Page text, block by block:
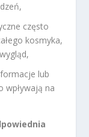
często
kosmyka,
lub
wpływają na